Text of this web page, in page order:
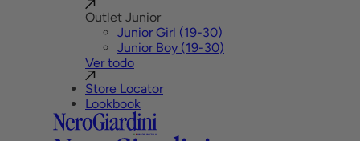
Outlet Junior
Junior Girl (19-30)
Junior Boy (19-30)
Ver todo
Store Locator
Lookbook